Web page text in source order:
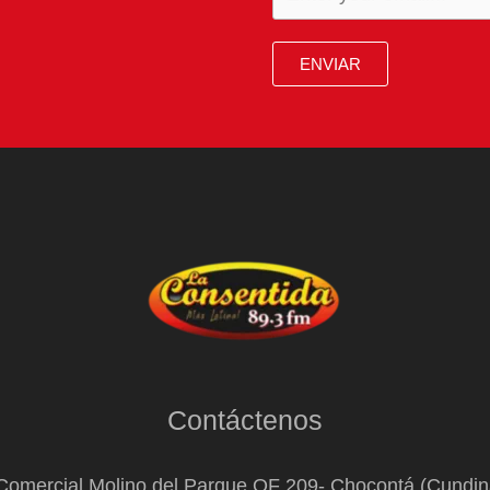
ENVIAR
Contáctenos
Molino del Parque OF 209- Chocontá